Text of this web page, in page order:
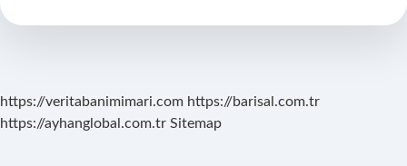
https://veritabanimimari.com https://barisal.com.tr
https://ayhanglobal.com.tr Sitemap